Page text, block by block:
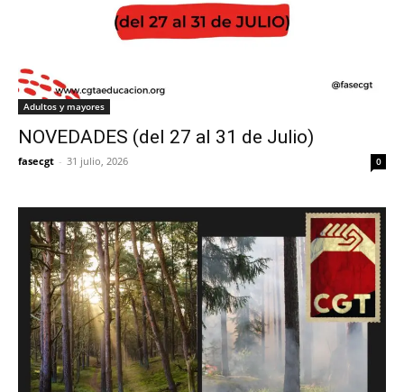
Adultos y mayores
NOVEDADES (del 27 al 31 de Julio)
fasecgt - 31 julio, 2026 0